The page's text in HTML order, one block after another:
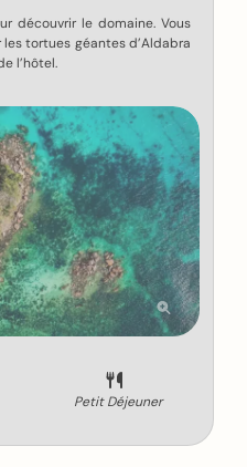
découvrir le domaine. Vous
tortues géantes d’Aldabra
l’hôtel.
Petit Déjeuner